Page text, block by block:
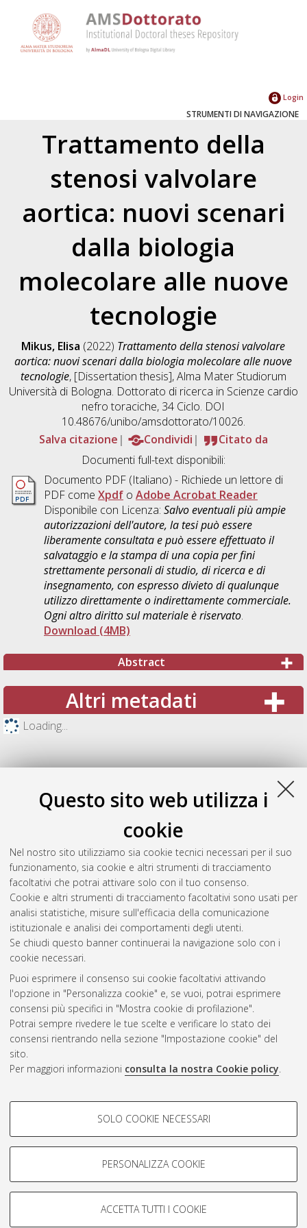
Questo sito web utilizza i
cookie
Nel nostro sito utilizziamo sia cookie tecnici necessari per il suo
funzionamento, sia cookie e altri strumenti di tracciamento
facoltativi che potrai attivare solo con il tuo consenso.
Cookie e altri strumenti di tracciamento facoltativi sono usati per
analisi statistiche, misure sull'efficacia della comunicazione
istituzionale e analisi dei comportamenti degli utenti.
Se chiudi questo banner continuerai la navigazione solo con i
cookie necessari.
Puoi esprimere il consenso sui cookie facoltativi attivando
l'opzione in "Personalizza cookie" e, se vuoi, potrai esprimere
consensi più specifici in "Mostra cookie di profilazione".
Potrai sempre rivedere le tue scelte e verificare lo stato dei
consensi rientrando nella sezione "Impostazione cookie" del
sito.
Per maggiori informazioni consulta la nostra Cookie policy.
COOKIE DI PROFILAZIONE -
Si tratta di cookie utilizzati per analizzare le caratteristiche della
navigazione degli utenti, creare profili in base al loro comportamento
Mostra cookie di profilazione
SOLO COOKIE NECESSARI
PERSONALIZZA COOKIE
ACCETTA TUTTI I COOKIE
Login
STRUMENTI DI NAVIGAZIONE
Trattamento della
stenosi valvolare
aortica: nuovi scenari
dalla biologia
molecolare alle nuove
tecnologie
Mikus, Elisa (2022) Trattamento della stenosi valvolare
aortica: nuovi scenari dalla biologia molecolare alle nuove
tecnologie, [Dissertation thesis], Alma Mater Studiorum
Università di Bologna. Dottorato di ricerca in Scienze cardio
nefro toraciche, 34 Ciclo. DOI
10.48676/unibo/amsdottorato/10026.
Salva citazione
Condividi
Citato da
Documenti full-text disponibili:
Documento PDF(Italiano) - Richiede un lettore di
PDF come Xpdfo Adobe Acrobat Reader
Disponibile con Licenza: Salvo eventuali più ampie
autorizzazioni dell'autore, la tesi può essere
liberamente consultata e può essere effettuato il
salvataggio e la stampa di una copia per fini
strettamente personali di studio, di ricerca e di
insegnamento, con espresso divieto di qualunque
utilizzo direttamente o indirettamente commerciale.
Ogni altro diritto sul materiale è riservato.
Download (4MB)
Abstract
Altri metadati
Loading...
Gestione del documento:
Atom
Rss 1.0
Rss 2.0
ISSN: 2038-7946
Impostazioni Cookie
Informativa sulla privacy
Condizioni d’uso del sito